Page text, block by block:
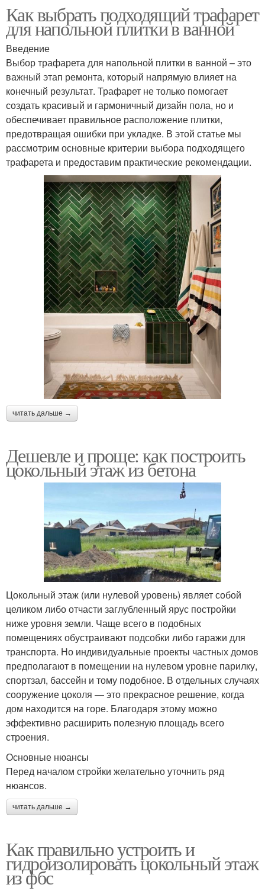
Как выбрать подходящий трафарет
для напольной плитки в ванной
Введение
Выбор трафарета для напольной плитки в ванной – это
важный этап ремонта, который напрямую влияет на
конечный результат. Трафарет не только помогает
создать красивый и гармоничный дизайн пола, но и
обеспечивает правильное расположение плитки,
предотвращая ошибки при укладке. В этой статье мы
рассмотрим основные критерии выбора подходящего
трафарета и предоставим практические рекомендации.
читать дальше →
Дешевле и проще: как построить
цокольный этаж из бетона
Цокольный этаж (или нулевой уровень) являет собой
целиком либо отчасти заглубленный ярус постройки
ниже уровня земли. Чаще всего в подобных
помещениях обустраивают подсобки либо гаражи для
транспорта. Но индивидуальные проекты частных домов
предполагают в помещении на нулевом уровне парилку,
спортзал, бассейн и тому подобное. В отдельных случаях
сооружение цоколя — это прекрасное решение, когда
дом находится на горе. Благодаря этому можно
эффективно расширить полезную площадь всего
строения.
Основные нюансы
Перед началом стройки желательно уточнить ряд
нюансов.
читать дальше →
Как правильно устроить и
гидроизолировать цокольный этаж
из фбс